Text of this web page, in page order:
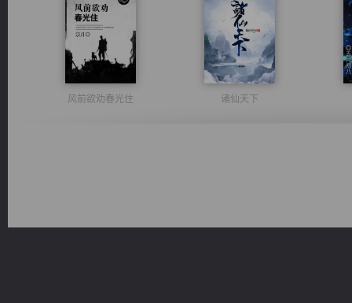
风前欲劝春光住 诸仙天下